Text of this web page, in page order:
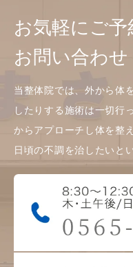
お気軽にご予
お問い合わ
当整体院では、外から体
したりする施術は一切行
からアプローチし体を整
日頃の不調を治したいと